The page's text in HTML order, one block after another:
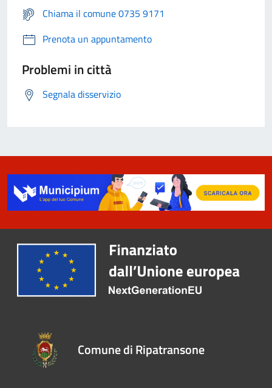
Chiama il comune 0735 9171
Prenota un appuntamento
Problemi in città
Segnala disservizio
Comune di Ripatransone